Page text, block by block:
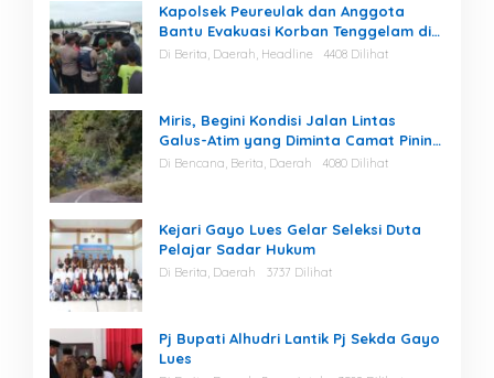
Kapolsek Peureulak dan Anggota
Bantu Evakuasi Korban Tenggelam di
Perairan Kuala Bugak
Di Berita, Daerah, Headline 4408 Dilihat
Miris, Begini Kondisi Jalan Lintas
Galus-Atim yang Diminta Camat Pining
Dilakukan Perawatan
Di Bencana, Berita, Daerah 4080 Dilihat
Kejari Gayo Lues Gelar Seleksi Duta
Pelajar Sadar Hukum
Di Berita, Daerah 3737 Dilihat
Pj Bupati Alhudri Lantik Pj Sekda Gayo
Lues